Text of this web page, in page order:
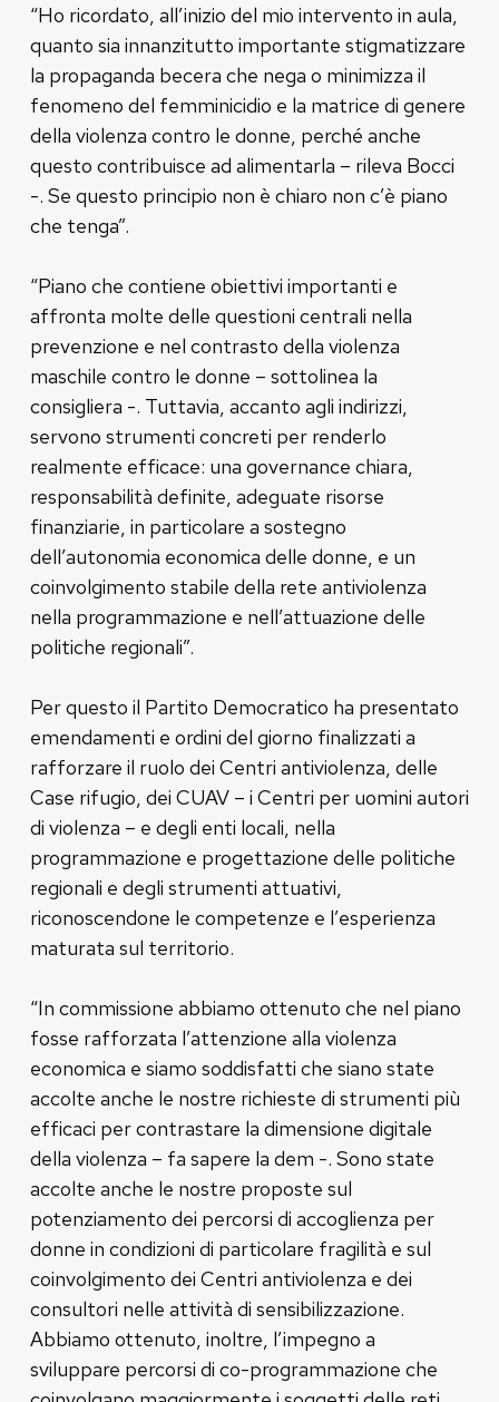
“Ho ricordato, all’inizio del mio intervento in aula,
quanto sia innanzitutto importante stigmatizzare
la propaganda becera che nega o minimizza il
fenomeno del femminicidio e la matrice di genere
della violenza contro le donne, perché anche
questo contribuisce ad alimentarla – rileva Bocci
-. Se questo principio non è chiaro non c’è piano
che tenga”.
“Piano che contiene obiettivi importanti e
affronta molte delle questioni centrali nella
prevenzione e nel contrasto della violenza
maschile contro le donne – sottolinea la
consigliera -. Tuttavia, accanto agli indirizzi,
servono strumenti concreti per renderlo
realmente efficace: una governance chiara,
responsabilità definite, adeguate risorse
finanziarie, in particolare a sostegno
dell’autonomia economica delle donne, e un
coinvolgimento stabile della rete antiviolenza
nella programmazione e nell’attuazione delle
politiche regionali”.
Per questo il Partito Democratico ha presentato
emendamenti e ordini del giorno finalizzati a
rafforzare il ruolo dei Centri antiviolenza, delle
Case rifugio, dei CUAV – i Centri per uomini autori
di violenza – e degli enti locali, nella
programmazione e progettazione delle politiche
regionali e degli strumenti attuativi,
riconoscendone le competenze e l’esperienza
maturata sul territorio.
“In commissione abbiamo ottenuto che nel piano
fosse rafforzata l’attenzione alla violenza
economica e siamo soddisfatti che siano state
accolte anche le nostre richieste di strumenti più
efficaci per contrastare la dimensione digitale
della violenza – fa sapere la dem -. Sono state
accolte anche le nostre proposte sul
potenziamento dei percorsi di accoglienza per
donne in condizioni di particolare fragilità e sul
coinvolgimento dei Centri antiviolenza e dei
consultori nelle attività di sensibilizzazione.
Abbiamo ottenuto, inoltre, l’impegno a
sviluppare percorsi di co-programmazione che